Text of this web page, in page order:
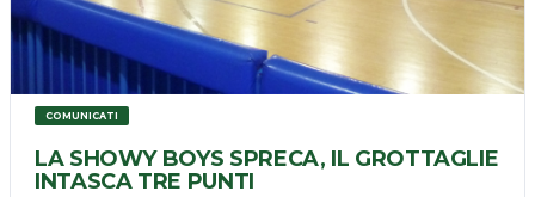
COMUNICATI
LA SHOWY BOYS SPRECA, IL GROTTAGLIE
INTASCA TRE PUNTI